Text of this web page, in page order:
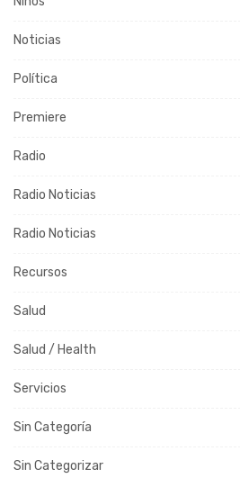
Noticias
Política
Premiere
Radio
Radio Noticias
Radio Noticias
Recursos
Salud
Salud / Health
Servicios
Sin Categoría
Sin Categorizar